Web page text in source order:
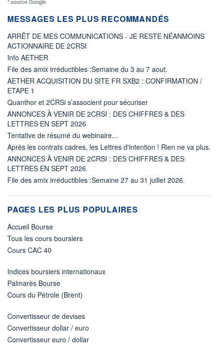
MESSAGES LES PLUS RECOMMANDÉS
ARRÊT DE MES COMMUNICATIONS - JE RESTE NÉANMOINS
ACTIONNAIRE DE 2CRSI
Info AETHER
File des amix irréductibles :Semaine du 3 au 7 aout.
AETHER ACQUISITION DU SITE FR SXB2 : CONFIRMATION /
ETAPE 1
Quanthor et 2CRSi s’associent pour sécuriser
ANNONCES À VENIR DE 2CRSI : DES CHIFFRES & DES
LETTRES EN SEPT 2026
Tentative de résumé du webinaire...
Après les contrats cadres, les Lettres d'intention ! Rien ne va plus.
ANNONCES À VENIR DE 2CRSI : DES CHIFFRES & DES
LETTRES EN SEPT 2026
File des amix irréductibles :Semaine 27 au 31 juillet 2026.
PAGES LES PLUS POPULAIRES
Accueil Bourse
Tous les cours boursiers
Cours CAC 40
Indices boursiers internationaux
Palmarès Bourse
Cours du Pétrole (Brent)
Convertisseur de devises
Convertisseur dollar / euro
Convertisseur euro / dollar